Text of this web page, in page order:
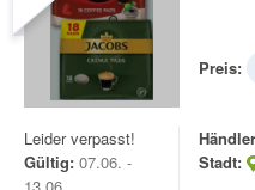
Preis:
Leider verpasst!
Gültig: 07.06. -
Stadt: